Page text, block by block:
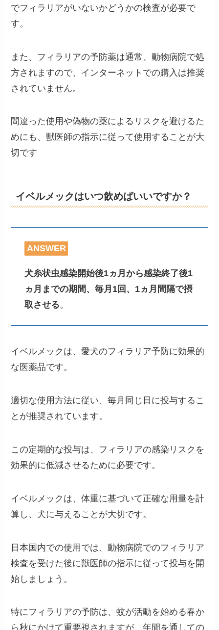
でフィラリアがいないかどうかの検査が必要で
す。
また、フィラリアの予防薬は通常、動物病院で処
方されますので、インターネットでの購入は推奨
されていません。
間違った使用や偽物の薬によるリスクを避けるた
めにも、獣医師の指示に従って使用することが大
切です​
イベルメックはいつ飲めばいいですか？
ANSWER
犬糸状虫感染開始後1ヵ月から感染終了後1
ヵ月までの期間、毎月1回、1ヵ月間隔で摂
取させる。
イベルメックは、愛犬のフィラリア予防に効果的
な医薬品です。
適切な使用方法に従い、毎月同じ日に投与するこ
とが推奨されています。
この定期的な投与は、フィラリアの感染リスクを
効果的に低減させるために必要です​。
イベルメックは、体重に基づいて正確な用量を計
算し、犬に与えることが大切です。
日本国内での使用では、動物病院でのフィラリア
検査を受けた後に獣医師の指示に従って投与を開
始しましょう。
特にフィラリアの予防は、蚊が活動を始める春か
ら秋にかけて重要視されますが、年間を通しての